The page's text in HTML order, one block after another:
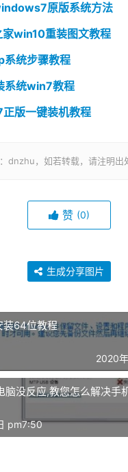
原版系统方法
家win10重装图文教程
系统步骤教程
系统win7教程
版一键装机教程
dnzhu，如若转载，请注明出
赞 (0)
生成分享图片
64位教程
2020
脑没反应,教您怎么解决手
pm7:50